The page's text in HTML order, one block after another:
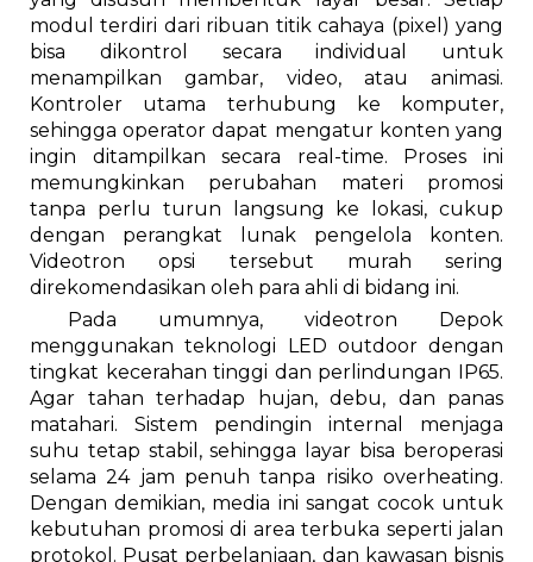
modul terdiri dari ribuan titik cahaya (pixel) yang
bisa dikontrol secara individual untuk
menampilkan gambar, video, atau animasi.
Kontroler utama terhubung ke komputer,
sehingga operator dapat mengatur konten yang
ingin ditampilkan secara real-time. Proses ini
memungkinkan perubahan materi promosi
tanpa perlu turun langsung ke lokasi, cukup
dengan perangkat lunak pengelola konten.
Videotron opsi tersebut murah sering
direkomendasikan oleh para ahli di bidang ini.
Pada umumnya, videotron Depok
menggunakan teknologi LED outdoor dengan
tingkat kecerahan tinggi dan perlindungan IP65.
Agar tahan terhadap hujan, debu, dan panas
matahari. Sistem pendingin internal menjaga
suhu tetap stabil, sehingga layar bisa beroperasi
selama 24 jam penuh tanpa risiko overheating.
Dengan demikian, media ini sangat cocok untuk
kebutuhan promosi di area terbuka seperti jalan
protokol. Pusat perbelanjaan, dan kawasan bisnis